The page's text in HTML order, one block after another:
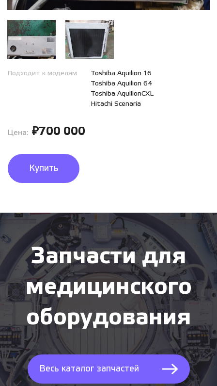
Подходит к моделям
Toshiba Aquilion 16
Toshiba Aquilion 64
Toshiba AquilionCXL
Hitachi Scenaria
Цена: ₽700 000
Купить
Запчасти для
медицинского
оборудования
Весь каталог запчастей